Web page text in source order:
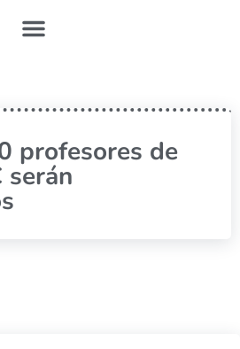
profesores de
serán